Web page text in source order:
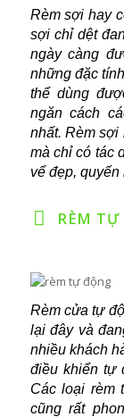
Rèm sợi hay
sợi chỉ dệt
ngày càng
những đặc
thể dùng
ngăn cách
nhất. Rèm sợi
mà chỉ có tác
vể đẹp, quyến
RÈM
Rèm cửa tự
lại đây và
nhiều khách
điều khiển tự
Các loại rèm
cũng rất